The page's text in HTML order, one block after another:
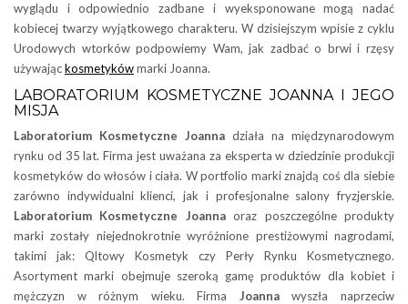
wyglądu i odpowiednio zadbane i wyeksponowane mogą nadać
kobiecej twarzy wyjątkowego charakteru. W dzisiejszym wpisie z cyklu
Urodowych wtorków podpowiemy Wam, jak zadbać o brwi i rzęsy
używająckosmetykówmarki Joanna.
LABORATORIUM KOSMETYCZNE JOANNA I JEGO
MISJA
Laboratorium Kosmetyczne Joanna działa na międzynarodowym
rynku od 35 lat. Firma jest uważana za eksperta w dziedzinie produkcji
kosmetyków do włosów i ciała. W portfolio marki znajdą coś dla siebie
zarówno indywidualni klienci, jak i profesjonalne salony fryzjerskie.
Laboratorium Kosmetyczne Joannaoraz poszczególne produkty
marki zostały niejednokrotnie wyróżnione prestiżowymi nagrodami,
takimi jak: Qltowy Kosmetyk czy Perły Rynku Kosmetycznego.
Asortyment marki obejmuje szeroką gamę produktów dla kobiet i
mężczyzn w różnym wieku. Firma Joannawyszła naprzeciw